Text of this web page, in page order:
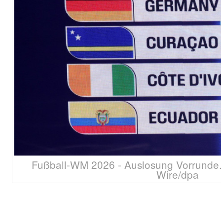
Fußball-WM 2026 - Auslosung
Wire/dpa